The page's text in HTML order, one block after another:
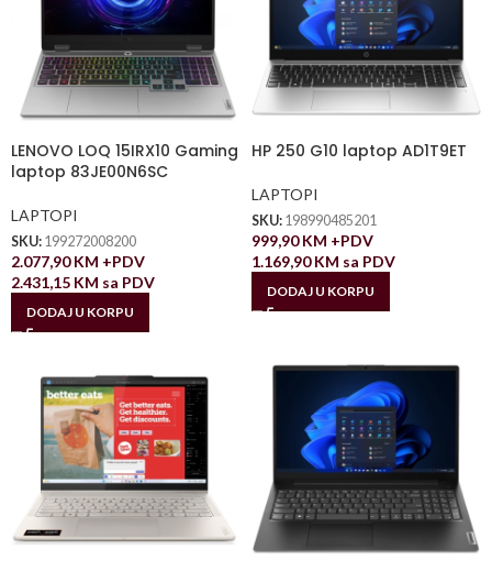
LENOVO LOQ 15IRX10 Gaming
laptop 83JE00N6SC
LAPTOPI
SKU: 199272008200
2.077,90KM +PDV
2.431,15 KM sa PDV
DODAJ U KORPU
HP 250 G10 laptop AD1T9ET
LAPTOPI
SKU: 198990485201
999,90KM +PDV
1.169,90KM sa PDV
DODAJ U KORPU